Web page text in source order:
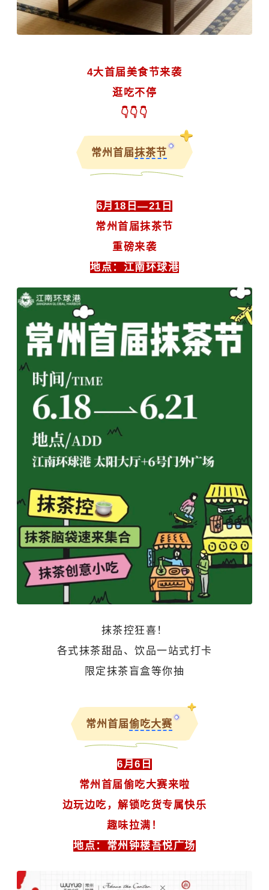
4大首届美食节来袭
逛吃不停
👇👇👇
常州首届抹茶节
6月18日—21日
常州首届抹茶节
重磅来袭
地点：江南环球港
抹茶控狂喜！
各式抹茶甜品、饮品一站式打卡
限定抹茶盲盒等你抽
常州首届偷吃大赛
6月6日
常州首届偷吃大赛来啦
边玩边吃，解锁吃货专属快乐
趣味拉满！
地点：常州钟楼吾悦广场